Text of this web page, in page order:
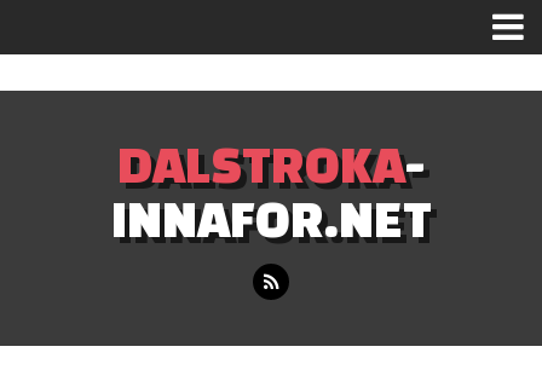
DALSTROKA-
INNAFOR.NET